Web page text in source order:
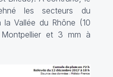
les secteurs du
la Vallée du Rhône (10
et 3 mm à